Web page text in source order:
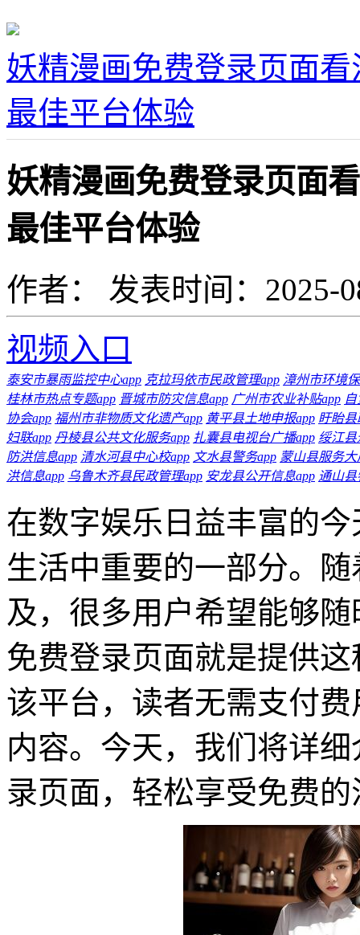
妖精漫画免费登录页面
最佳平台体验
妖精漫画免费登录页面
最佳平台体验
作者：
发表时间：2025-
视频入口
泰安市暴雨监控中心app 克拉玛依市民政管理app 漳州市环境
桂林市热点专题app 晋城市防灾信息app 广州市农业补贴app
协会app 福州市非物质文化遗产app 黄平县土地申报app 盱眙县
妇联app 丹棱县公共文化服务app 扎囊县电视台广播app 绥江县
防洪信息app 清水河县中心校app 文水县警务app 蒙山县服务大
洪信息app 乌鲁木齐县民政管理app 安龙县公开信息app 通山县
在数字娱乐日益丰富的
生活中重要的一部分。
及，很多用户希望能够
免费登录页面就是提供
该平台，读者无需支付
内容。今天，我们将详
录页面，轻松享受免费